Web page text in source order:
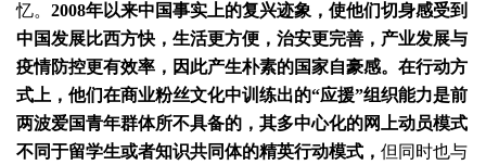
忆。 2008年以来中国事实上的复兴迹象，使他们切身感受到
中国发展比西方快，生活更方便，治安更完善，产业发展与
疫情防控更有效率，因此产生朴素的国家自豪感。在行动方
式上，他们在商业粉丝文化中训练出的“应援”组织能力是前
两波爱国青年群体所不具备的，其多中心化的网上动员模式
不同于留学生或者知识共同体的精英行动模式， 但同时也与